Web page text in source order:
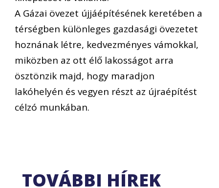
A Gázai övezet újjáépítésének keretében a
térségben különleges gazdasági övezetet
hoznának létre, kedvezményes vámokkal,
miközben az ott élő lakosságot arra
ösztönzik majd, hogy maradjon
lakóhelyén és vegyen részt az újraépítést
célzó munkában.
TOVÁBBI HÍREK